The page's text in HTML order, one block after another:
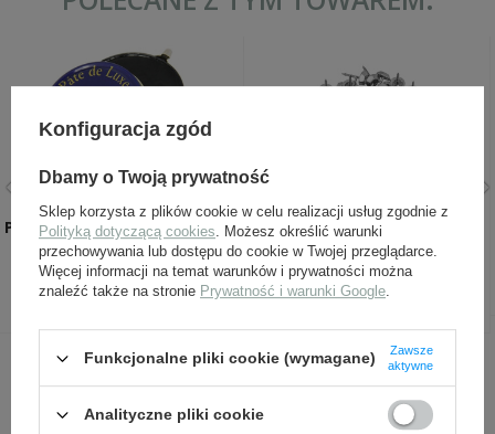
Pasta woskowa - SAPHIR BDC
Pate de Luxe 50ml
31,99 zł
Gwoździe do butów
niemieckie - komplet -
replika
69,00 zł
INNI Z TYM PRODUKTEM KUPILI
TAKŻE:
Konfiguracja zgód
Dbamy o Twoją prywatność
Sklep korzysta z plików cookie w celu realizacji usług zgodnie z
Polityką dotyczącą cookies. Możesz określić warunki
przechowywania lub dostępu do cookie w Twojej przeglądarce.
Więcej informacji na temat warunków i prywatności można
znaleźć także na stronie Prywatność i warunki Google.
Funkcjonalne pliki cookie (wymagane)
Zawsze
aktywne
Analityczne pliki cookie